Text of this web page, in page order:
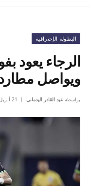
البطولة الإحترافية
الرجاء يعود
ويواصل
بواسطة عبد القادر اليدماني 21 أبريل، 2024